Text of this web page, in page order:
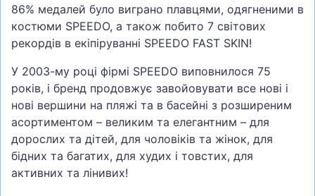
86% медалей було виграно плавцями, одягненими в
костюми SPEEDO, а також побито 7 світових
рекордів в екіпіруванні SPEEDO FAST SKIN!
У 2003-му році фірмі SPEEDO виповнилося 75
років, і бренд продовжує завойовувати все нові і
нові вершини на пляжі та в басейні з розширеним
асортиментом – великим та елегантним – для
дорослих та дітей, для чоловіків та жінок, для
бідних та багатих, для худих і товстих, для
активних та лінивих!